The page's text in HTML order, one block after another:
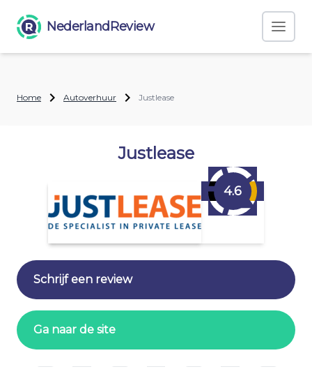
NederlandReview
Home Autoverhuur Justlease
Justlease
4.6
Schrijf een review
Ga naar de site